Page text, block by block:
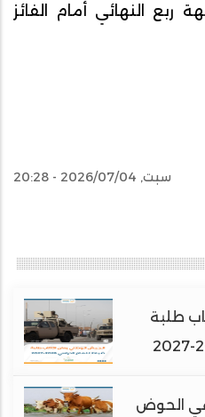
ربع النهائي أمام الفائز
سبت, 2026/07/04 - 20:28
طلبة
45 ملم في الحوض